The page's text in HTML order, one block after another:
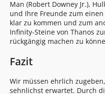
Man (Robert Downey Jr.),
und Ihre Freunde zum
klar zu kommen und zum
Infinity-Steine von Thanos
rückgängig machen zu
Fazit
Wir müssen ehrlich
sehnlichst erwartet. Durch